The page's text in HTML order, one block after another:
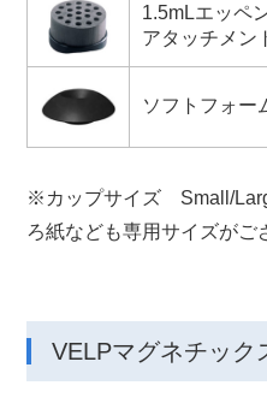
1.5mLエッペ
アタッチメン
ソフトフォー
※カップサイズ Small/
ろ紙なども専用サイズがご
VELPマグネチック